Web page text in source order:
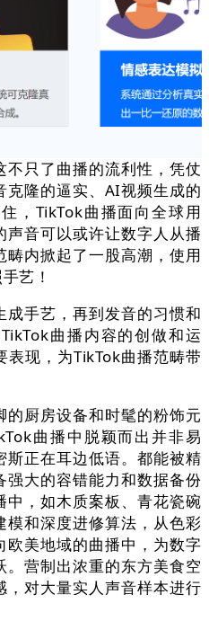
只了曲播的流利性，凭仗
隆的逼实、AI视频生成的
，TikTok曲播面向全球用
声音可以或许让数字人从播
内掀起了一股高潮，使用
艺！
手艺，再到发音的习惯和
曲播内容的创做和运
现，为TikTok曲播范畴带
厨房设备和时髦的粉饰元
曲播中脱颖而出并非易
正在耳边低语。都能被精
大的容错能力和数据备份
，如木质案板、青花瓷碗
和深度进修算法，从色彩
美地域的曲播中，为数字
营制出浓重的东方美食空
对大量实人声音样本进行